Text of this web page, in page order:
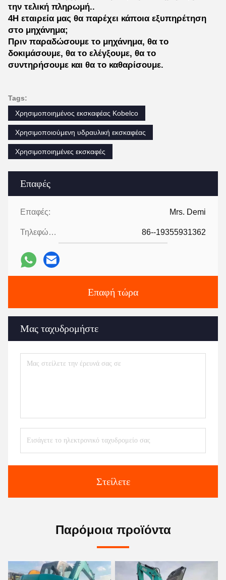
Επαφές
Επαφές: Mrs. Demi
Τηλεφώνημα: 86--19355931362
Επαφή τώρα
Μας ταχυδρομήστε
Στείλετε
την τελική πληρωμή..
4Η εταιρεία μας θα παρέχει κάποια εξυπηρέτηση
στο μηχάνημα;
Πριν παραδώσουμε το μηχάνημα, θα το
δοκιμάσουμε, θα το ελέγξουμε, θα το
συντηρήσουμε και θα το καθαρίσουμε.
Tags:
Χρησιμοποιημένος εκσκαφέας Kobelco
Χρησιμοποιούμενη υδραυλική εκσκαφέας
Χρησιμοποιημένες εκσκαφές
Παρόμοια προϊόντα